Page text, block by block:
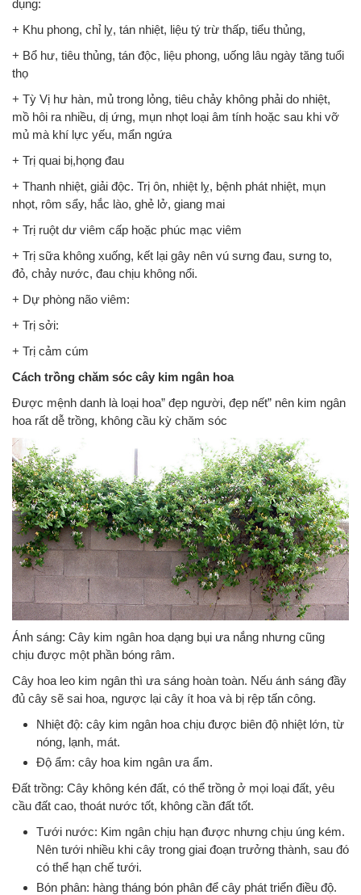
dụng:
+ Khu phong, chỉ lỵ, tán nhiệt, liệu tý trừ thấp, tiểu thủng,
+ Bổ hư, tiêu thủng, tán độc, liệu phong, uống lâu ngày tăng tuổi
thọ
+ Tỳ Vị hư hàn, mủ trong lỏng, tiêu chảy không phải do nhiệt,
mồ hôi ra nhiều, dị ứng, mụn nhọt loại âm tính hoặc sau khi vỡ
mủ mà khí lực yếu, mẩn ngứa
+ Trị quai bị,họng đau
+ Thanh nhiệt, giải độc. Trị ôn, nhiệt lỵ, bệnh phát nhiệt, mụn
nhọt, rôm sẩy, hắc lào, ghẻ lở, giang mai
+ Trị ruột dư viêm cấp hoặc phúc mạc viêm
+ Trị sữa không xuống, kết lại gây nên vú sưng đau, sưng to,
đỏ, chảy nước, đau chịu không nổi.
+ Dự phòng não viêm:
+ Trị sởi:
+ Trị cảm cúm
Cách trồng chăm sóc cây kim ngân hoa
Được mệnh danh là loại hoa” đẹp người, đẹp nết” nên kim ngân
hoa rất dễ trồng, không cầu kỳ chăm sóc
Ánh sáng: Cây kim ngân hoa dạng bụi ưa nắng nhưng cũng
chịu được một phần bóng râm.
Cây hoa leo kim ngân thì ưa sáng hoàn toàn. Nếu ánh sáng đầy
đủ cây sẽ sai hoa, ngược lại cây ít hoa và bị rệp tấn công.
Nhiệt độ: cây kim ngân hoa chịu được biên độ nhiệt lớn, từ
nóng, lạnh, mát.
Độ ẩm: cây hoa kim ngân ưa ẩm.
Đất trồng: Cây không kén đất, có thể trồng ở mọi loại đất, yêu
cầu đất cao, thoát nước tốt, không cần đất tốt.
Tưới nước: Kim ngân chịu hạn được nhưng chịu úng kém.
Nên tưới nhiều khi cây trong giai đoạn trưởng thành, sau đó
có thể hạn chế tưới.
Bón phân: hàng tháng bón phân để cây phát triển điều độ.